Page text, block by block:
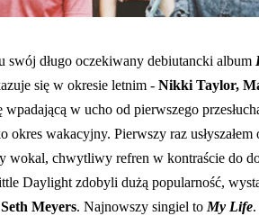
swój długo oczekiwany debiutancki album
się w okresie letnim - Nikki Taylor,
w ucho od pierwszego
okres wakacyjny. Pierwszy raz
wokal, chwytliwy refren w kontraście do
Daylight zdobyli dużą popularność,
Meyers. Najnowszy singiel to My Life.